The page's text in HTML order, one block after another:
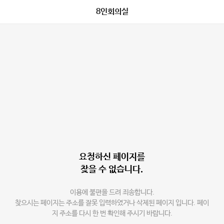
8인회의실
요청하신 페이지를
찾을 수 없습니다.
이용에 불편을 드려 죄송합니다.
찾으시는 페이지는 주소를 잘못 입력하였거나 삭제된 페이지 입니다. 페이
지 주소를 다시 한 번 확인해 주시기 바랍니다.